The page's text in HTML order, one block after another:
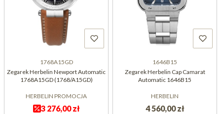
1768A15GD
Zegarek Herbelin Newport Automatic
1768A15GD (1768/A15GD)
HERBELIN PROMOCJA
3 276,00 zł
1646B15
Zegarek Herbelin Cap Camarat
Automatic 1646B15
HERBELIN
4 560,00 zł